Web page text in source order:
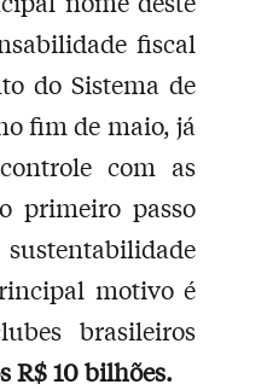
fiscal
do Sistema de
fim de maio, já
com as
primeiro passo
motivo é
brasileiros
R$ 10 bilhões.